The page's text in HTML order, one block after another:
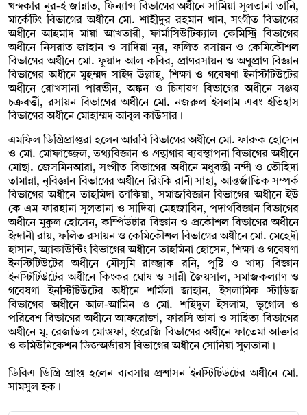
খন্দকার নূর-ই জান্নাত, ফিন্যান্স বিভাগের অধীনে সামিয়া সুলতানা তানি,
মার্কেটিং বিভাগের অধীনে মো. শাহীদুর রহমান খান, সংগীত বিভাগের
অধীনে আহমাদ মায়া আখতারী, ফার্মাসিউটিক্যাল কেমিস্ট্রি বিভাগের
অধীনে নিসরাত জাহান ও সাদিয়া নূর, ফলিত রসায়ন ও কেমিকৌশল
বিভাগের অধীনে মো. ফুয়াদ আল কবির, প্রাণরসায়ন ও অণুপ্রাণ বিজ্ঞান
বিভাগের অধীনে মুহম্মদ সাইদ উল্লাহ্, শিক্ষা ও গবেষণা ইনস্টিটিউটের
অধীনে রোখসানা পারভীন, অঙ্কন ও চিত্রায়ণ বিভাগের অধীনে সঞ্জয়
চক্রবর্ত্তী, রসায়ন বিভাগের অধীনে মো. নজরুল ইসলাম এবং ইতিহাস
বিভাগের অধীনে মোহাম্মদ আবুল কাউসার।
এমফিল ডিগ্রিপ্রাপ্তরা হলেন আরবি বিভাগের অধীনে মো. ফারুক হোসেন
ও মো. মোফাজ্জেল, তথ্যবিজ্ঞান ও গ্রন্থাগার ব্যবস্থাপনা বিভাগের অধীনে
মোছা. জেসমিনআরা, সংগীত বিভাগের অধীনে মধুবন্তী নন্দী ও তৌহিদা
তামান্না, নৃবিজ্ঞান বিভাগের অধীনে রিংকি রানী সাহা, আন্তর্জাতিক সম্পর্ক
বিভাগের অধীনে তাহমিদা জাকিয়া, সমাজবিজ্ঞান বিভাগের অধীনে ইউ
কে এম ফারহানা সুলতানা ও সাদিয়া মেহজাবিন, পদার্থবিজ্ঞান বিভাগের
অধীনে মুকুল হোসেন, কম্পিউটার বিজ্ঞান ও প্রকৌশল বিভাগের অধীনে
ইন্দ্রানী রায়, ফলিত রসায়ন ও কেমিকৌশল বিভাগের অধীনে মো. মেহেদী
হাসান, অ্যাকাউন্টিং বিভাগের অধীনে তাহমিনা হোসেন, শিক্ষা ও গবেষণা
ইনস্টিটিউটের অধীনে মৌসুমি রাজ্জাক রনি, পুষ্টি ও খাদ্য বিজ্ঞান
ইনস্টিটিউটের অধীনে কিংকর ঘোষ ও সান্নী জৈয়সাল, সমাজকল্যাণ ও
গবেষণা ইনস্টিটিউটের অধীনে শর্মিলা জাহান, ইসলামিক স্টাডিজ
বিভাগের অধীনে আল-আমিন ও মো. শহিদুল ইসলাম, ভূগোল ও
পরিবেশ বিভাগের অধীনে আফরোজা, ফারসি ভাষা ও সাহিত্য বিভাগের
অধীনে মু. রেজাউল মোস্তফা, ইংরেজি বিভাগের অধীনে ফাতেমা আক্তার
ও কমিউনিকেশন ডিজঅর্ডারস বিভাগের অধীনে সোনিয়া সুলতানা।
ডিবিএ ডিগ্রি প্রাপ্ত হলেন ব্যবসায় প্রশাসন ইনস্টিটিউটের অধীনে মো.
সামসুল হক।